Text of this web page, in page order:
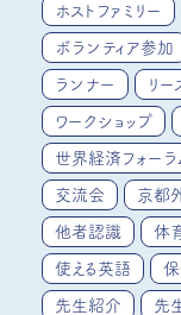
ホストファミリー
ボランティア参加
ランナー リ
ワークショップ
世界経済フォーラ
交流会 京都
他者認識 体
使える英語
先生紹介 先